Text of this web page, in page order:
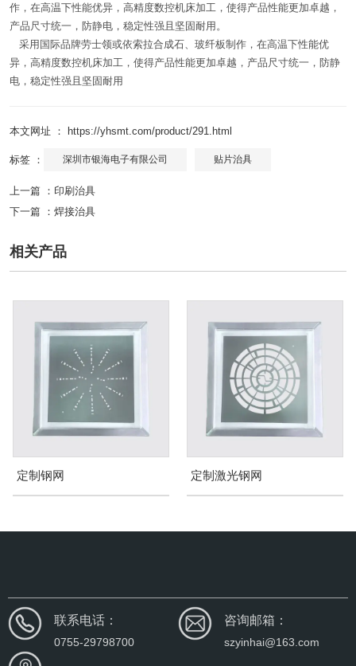
作，在高温下性能优异，高精度数控机床加工，使得产品性能更加卓越，
产品尺寸统一，防静电，稳定性强且坚固耐用。
采用国际品牌劳士领或依索拉合成石、玻纤板制作，在高温下性能优
异，高精度数控机床加工，使得产品性能更加卓越，产品尺寸统一，防静
电，稳定性强且坚固耐用
本文网址 ： https://yhsmt.com/product/291.html
标签 ： 深圳市银海电子有限公司 贴片治具
上一篇 ： 印刷治具
下一篇 ： 焊接治具
相关产品
定制激光钢网 散热膏钢网
联系电话：
0755-29798700
咨询邮箱：
szyinhai@163.com